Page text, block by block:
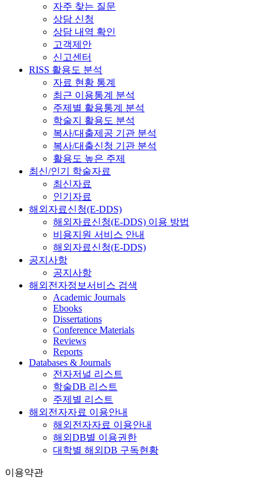
자주 찾는 질문
상담 신청
상담 내역 확인
고객제안
신고센터
RISS 활용도 분석
자료 현황 통계
최근 이용통계 분석
주제별 활용통계 분석
학술지 활용도 분석
복사/대출제공 기관 분석
복사/대출신청 기관 분석
활용도 높은 주제
최신/인기 학술자료
최신자료
인기자료
해외자료신청(E-DDS)
해외자료신청(E-DDS) 이용 방법
비용지원 서비스 안내
해외자료신청(E-DDS)
공지사항
공지사항
해외전자정보서비스 검색
Academic Journals
Ebooks
Dissertations
Conference Materials
Reviews
Reports
Databases & Journals
전자저널 리스트
학술DB 리스트
주제별 리스트
해외전자자료 이용안내
해외전자자료 이용안내
해외DB별 이용권한
대학별 해외DB 구독현황
이용약관